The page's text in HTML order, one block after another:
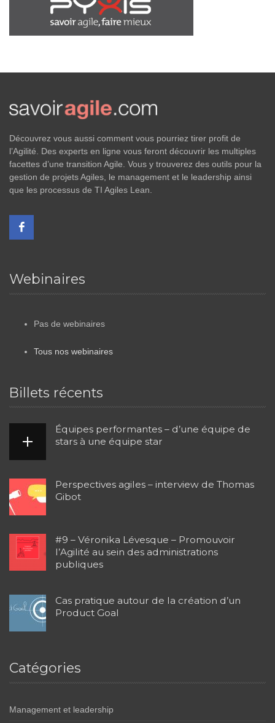
Découvrez vous aussi comment vous pourriez tirer profit de
l’Agilité. Des experts en ligne vous feront découvrir les multiples
facettes d’une transition Agile. Vous y trouverez des outils pour la
gestion de projets Agiles, le management et le leadership ainsi
que les processus de TI Agiles Lean.
Webinaires
Pas de webinaires
Tous nos webinaires
Billets récents
Équipes performantes – d’une équipe de
stars à une équipe star
Perspectives agiles – interview de Thomas
Gibot
#9 – Véronika Lévesque – Promouvoir
l’Agilité au sein des administrations
publiques
Cas pratique autour de la création d’un
Product Goal
Catégories
Management et leadership